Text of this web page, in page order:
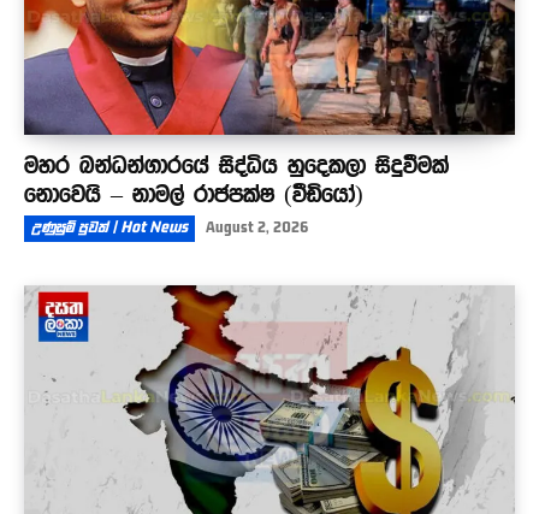
මහර බන්ධන්ගාරයේ සිද්ධිය හුදෙකලා සිදුවීමක්
නොවෙයි – නාමල් රාජපක්ෂ (වීඩියෝ)
උණුසුම් පුවත් | Hot News August 2, 2026